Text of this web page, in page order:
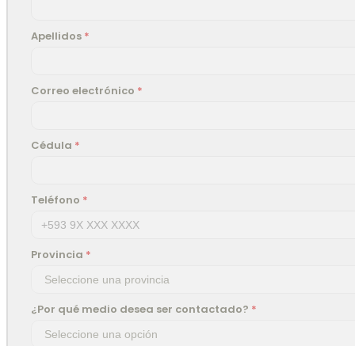
Apellidos *
Correo electrónico *
Cédula *
Teléfono *
Provincia *
¿Por qué medio desea ser contactado? *